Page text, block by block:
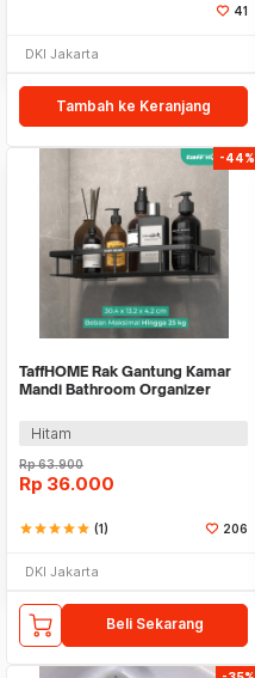
41
DKI Jakarta
Tambah ke Keranjang
-44%
TaffHOME Rak Gantung Kamar
Mandi Bathroom Organizer
Hitam
Rp63.900
Rp 36.000
starstarstarstarstar (1) 206
DKI Jakarta
Beli Sekarang